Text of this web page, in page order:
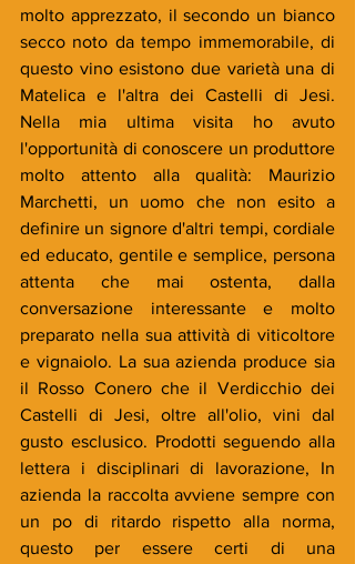
molto apprezzato, il secondo un bianco
secco noto da tempo immemorabile, di
questo vino esistono due varietà una di
Matelica e l'altra dei Castelli di Jesi.
Nella mia ultima visita ho avuto
l'opportunità di conoscere un produttore
molto attento alla qualità: Maurizio
Marchetti, un uomo che non esito a
definire un signore d'altri tempi, cordiale
ed educato, gentile e semplice, persona
attenta che mai ostenta, dalla
conversazione interessante e molto
preparato nella sua attività di viticoltore
e vignaiolo. La sua azienda produce sia
il Rosso Conero che il Verdicchio dei
Castelli di Jesi, oltre all'olio, vini dal
gusto esclusico. Prodotti seguendo alla
lettera i disciplinari di lavorazione, In
azienda la raccolta avviene sempre con
un po di ritardo rispetto alla norma,
questo per essere certi di una